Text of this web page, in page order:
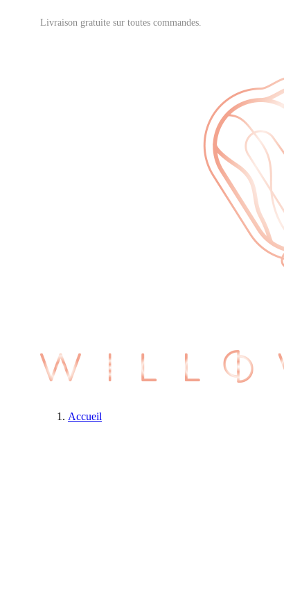
Livraison gratuite sur toutes commandes.
Accueil